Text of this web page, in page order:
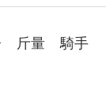
斤量 騎手